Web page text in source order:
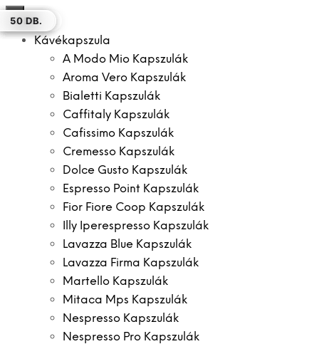
×
Kávékapszula
A Modo Mio Kapszulák
Aroma Vero Kapszulák
Bialetti Kapszulák
Caffitaly Kapszulák
Cafissimo Kapszulák
Cremesso Kapszulák
Dolce Gusto Kapszulák
Espresso Point Kapszulák
Fior Fiore Coop Kapszulák
Illy Iperespresso Kapszulák
Lavazza Blue Kapszulák
Lavazza Firma Kapszulák
Martello Kapszulák
Mitaca Mps Kapszulák
Nespresso Kapszulák
Nespresso Pro Kapszulák
100 DB.
12 DB.
12 DB.
50 DB.
12 DB.
12 DB.
50 DB.